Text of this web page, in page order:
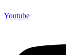
Youtube